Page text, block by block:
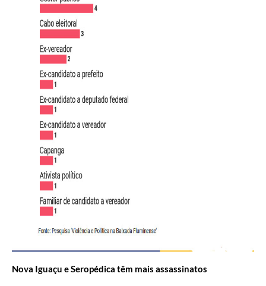
Nova Iguaçu e Seropédica têm mais assassinatos